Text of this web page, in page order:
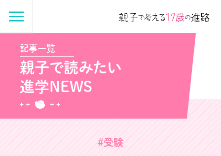
記事一覧
親子で読みたい
進学NEWS
#受験